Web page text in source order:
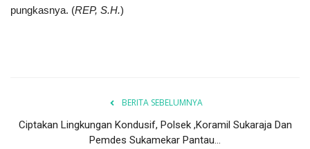
pungkasnya. (REP, S.H.)
BERITA SEBELUMNYA
Ciptakan Lingkungan Kondusif, Polsek ,Koramil Sukaraja Dan
Pemdes Sukamekar Pantau...